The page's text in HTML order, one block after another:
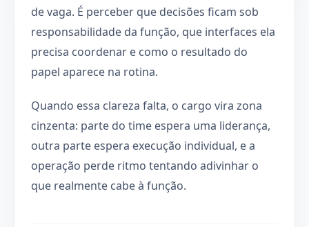
de vaga. É perceber que decisões ficam sob
responsabilidade da função, que interfaces ela
precisa coordenar e como o resultado do
papel aparece na rotina.
Quando essa clareza falta, o cargo vira zona
cinzenta: parte do time espera uma liderança,
outra parte espera execução individual, e a
operação perde ritmo tentando adivinhar o
que realmente cabe à função.